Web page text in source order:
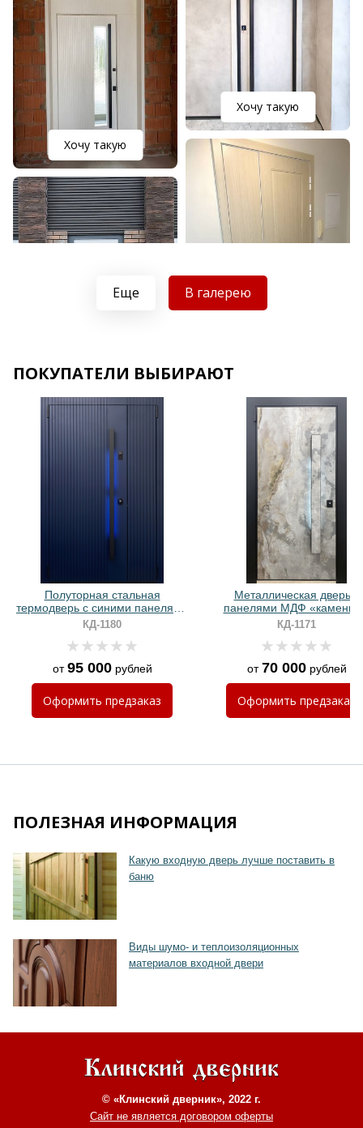
Хочу такую
Хочу такую
Хочу такую
Хочу такую
Хочу такую
Хочу такую
Еще В галерею
ПОКУПАТЕЛИ ВЫБИРАЮТ
Полуторная стальная
термодверь с синими панелями
МДФ RAL и ручкой с LED-
подсветкой
КД-1180
от95 000рублей
Оформить предзаказ
Металлическая дверь с
панелями МДФ «камень»
бугельной ручкой с LED-
подсветкой
КД-1171
от70 000рублей
Оформить предзаказ
ПОЛЕЗНАЯ ИНФОРМАЦИЯ
Какую входную дверь лучше поставить в
баню
Виды шумо- и теплоизоляционных
материалов входной двери
© «Клинский дверник», 2022 г.
Сайт не является договором оферты